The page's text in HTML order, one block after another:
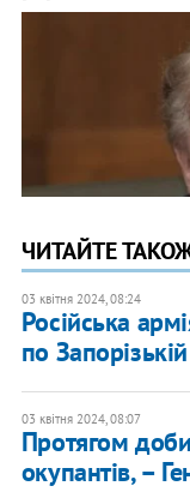
ЧИТАЙТЕ
03 квітня 2024, 08:24
Російська
по
03 квітня 2024, 08:07
Протягом
окупантів, –